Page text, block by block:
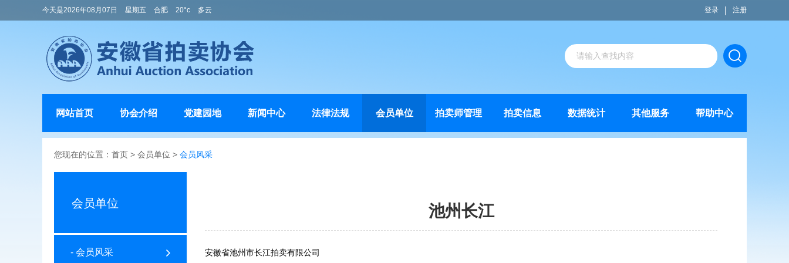
今天是2026年08月07日 星期五 合肥 20°c 多云 登录 注册
网站首页 协会介绍 党建园地 新闻中心 法律法规 会员单位 拍卖师管理 拍卖信息 数据统计 其他服务 帮助中心
您现在的位置： 首页 > 会员单位 > 会员风采
会员单位
- 会员风采
池州长江
安徽省池州市长江拍卖有限公司